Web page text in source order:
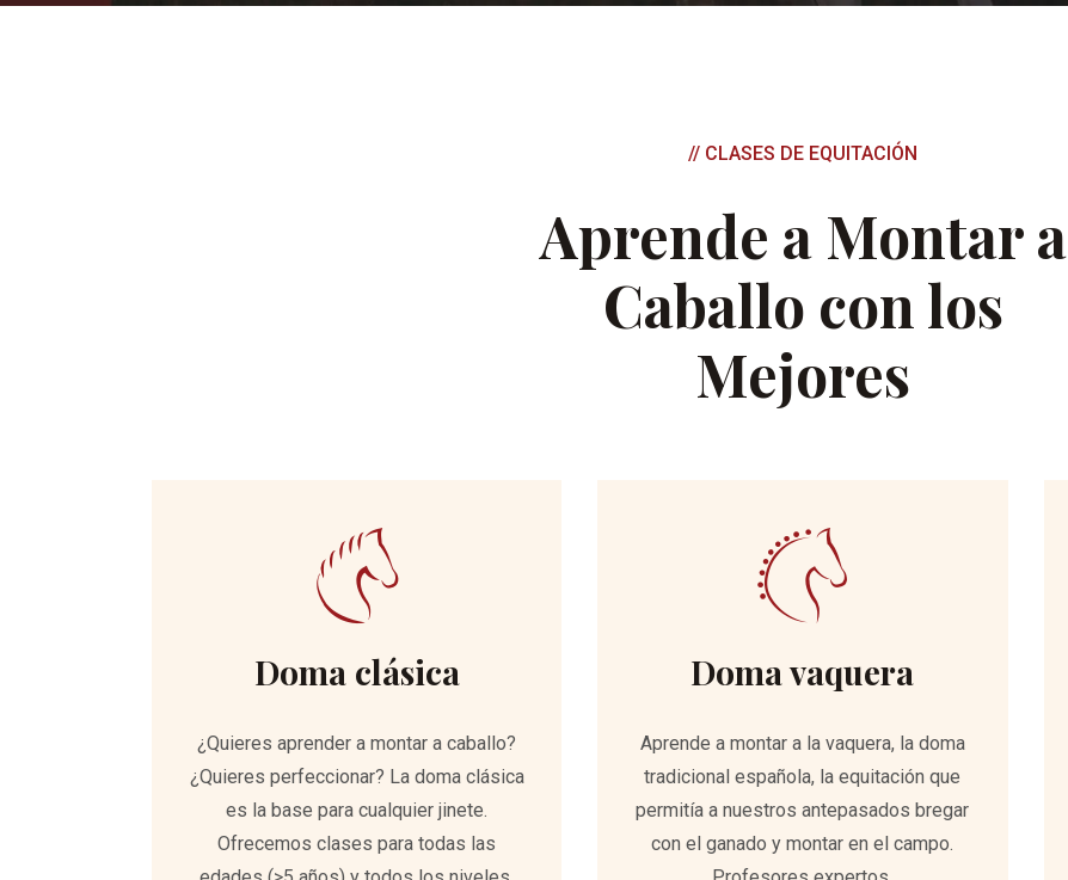
// CLASES DE EQUITACIÓN
Aprende a Montar a
Caballo con los
Mejores
Doma clásica
¿Quieres aprender a montar a caballo?
¿Quieres perfeccionar? La doma clásica
es la base para cualquier jinete.
Ofrecemos clases para todas las
Doma vaquera
Aprende a montar a la vaquera, la doma
tradicional española, la equitación que
permitía a nuestros antepasados bregar
con el ganado y montar en el campo.